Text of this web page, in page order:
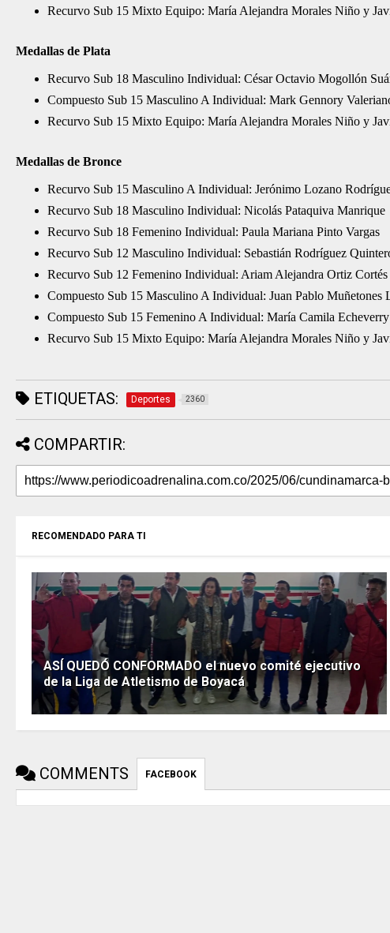
Recurvo Sub 15 Mixto Equipo: María Alejandra Morales Niño y
Medallas de Plata
Recurvo Sub 18 Masculino Individual: César Octavio Mogollón
Compuesto Sub 15 Masculino A Individual: Mark Gennory
Recurvo Sub 15 Mixto Equipo: María Alejandra Morales Niño y
Medallas de Bronce
Recurvo Sub 15 Masculino A Individual: Jerónimo Lozano
Recurvo Sub 18 Masculino Individual: Nicolás Pataquiva Manrique
Recurvo Sub 18 Femenino Individual: Paula Mariana Pinto Vargas
Recurvo Sub 12 Masculino Individual: Sebastián Rodríguez
Recurvo Sub 12 Femenino Individual: Ariam Alejandra Ortiz Cortés
Compuesto Sub 15 Masculino A Individual: Juan Pablo Muñetones
Compuesto Sub 15 Femenino A Individual: María Camila
Recurvo Sub 15 Mixto Equipo: María Alejandra Morales Niño y
ETIQUETAS: Deportes 2360
COMPARTIR:
RECOMENDADO PARA TI
ASÍ QUEDÓ CONFORMADO el nuevo comité ejecutivo
de la Liga de Atletismo de Boyacá
COMMENTS FACEBOOK